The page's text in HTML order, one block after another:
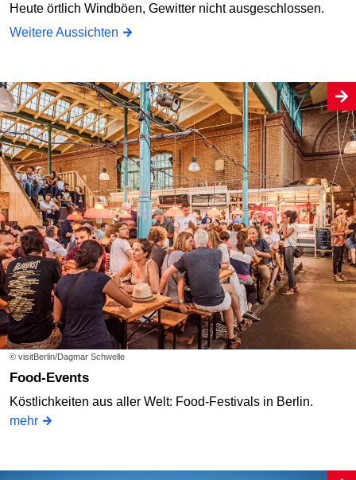
Heute örtlich Windböen, Gewitter nicht ausgeschlossen.
Weitere Aussichten
© visitBerlin/Dagmar Schwelle
Food-Events
Köstlichkeiten aus aller Welt: Food-Festivals in Berlin.
mehr